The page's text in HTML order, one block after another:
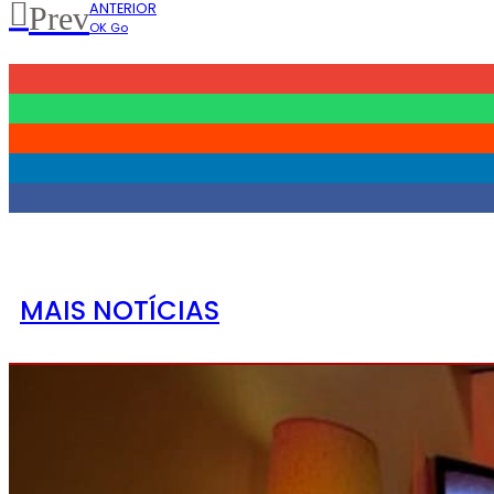
PrevANTERIOR
OK Go
MAIS NOTÍCIAS